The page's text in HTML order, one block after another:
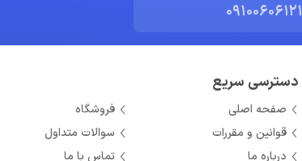
09100606121
دسترسی سریع
صفحه اصلی
فروشگاه
قوانین و مقررات
سوالات متداول
درباره ما
تماس با ما